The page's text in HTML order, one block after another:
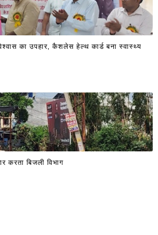
का उपहार, कैशलेस हेल्थ कार्ड बना स्वास्थ्य
करता बिजली विभाग